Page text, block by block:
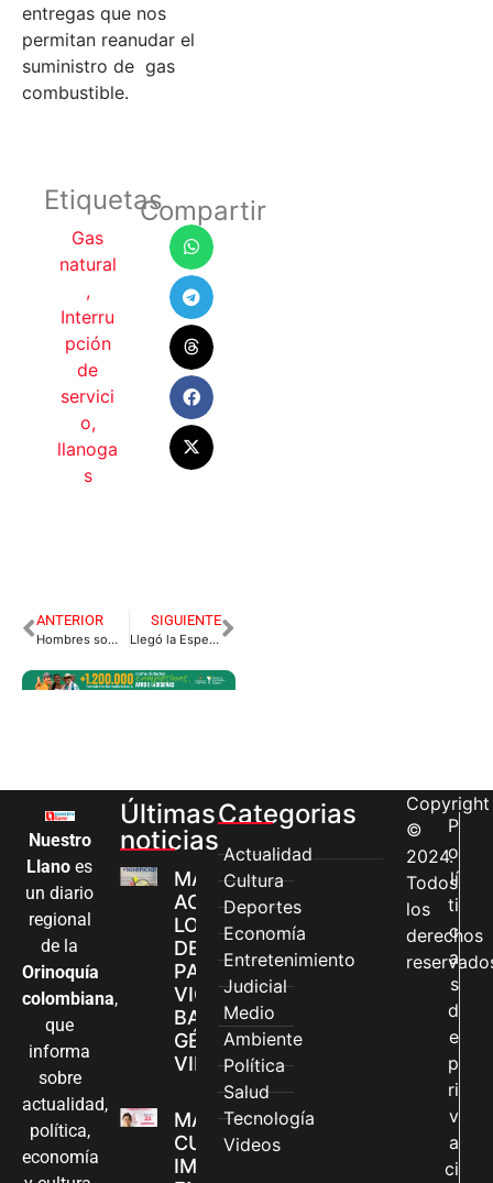
entregas que nos
permitan reanudar el
suministro de gas
combustible.
Etiquetas
Gas
natural
,
Interru
pción
de
servici
o,
llanoga
s
Compartir
ANTERIOR
Hombres sometió a vejámenes sexuales a sus dos hijastros.
SIGUIENTE
Llegó la Esperanza al Departamento del Meta con el Inicio de la Jornada Mundial de Vacunación
Nuestro
Llano es
un diario
regional
de la
Orinoquía
colombiana,
que
informa
sobre
actualidad,
política,
economía
Últimas
noticias
MÁS MUJERES
ACCEDEN A
LOS CANALES
DE ATENCIÓN
PARA
VIOLENCIAS
BASADAS EN
GÉNERO EN
VILLAVICENCIO
MADRES
CUIDADORAS
IMPULSAN SUS
Categorias
Actualidad
Cultura
Deportes
Economía
Entretenimiento
Judicial
Medio
Ambiente
Política
Salud
Tecnología
Videos
Copyright
©
2024.
Todos
los
derechos
P
o
lí
ti
c
a
s
d
e
p
ri
v
a
ci